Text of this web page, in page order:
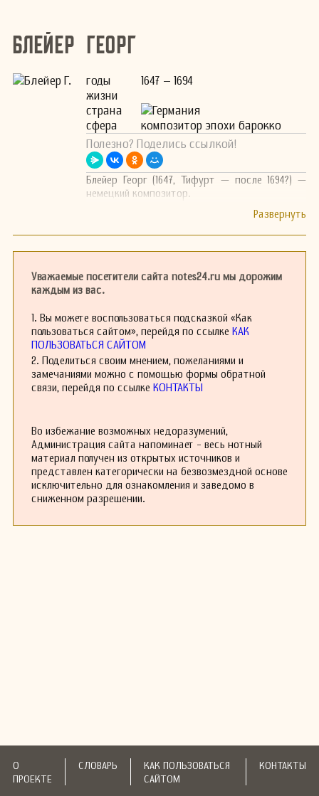
Блейер Георг
годы
жизни
1647 – 1694
страна
Германия
сфера
композитор эпохи барокко
Полезно? Поделись ссылкой!
Блейер Георг (1647, Тифурт — после 1694?) —
немецкий композитор.
Уважаемые посетители сайта notes24.ru мы дорожим
каждым из вас.
1. Вы можете воспользоваться подсказкой «Как
пользоваться сайтом», перейдя по ссылке КАК
ПОЛЬЗОВАТЬСЯ САЙТОМ
2. Поделиться своим мнением, пожеланиями и
замечаниями можно с помощью формы обратной
связи, перейдя по ссылке КОНТАКТЫ
Во избежание возможных недоразумений,
Администрация сайта напоминает - весь нотный
материал получен из открытых источников и
представлен категорически на безвозмездной основе
исключительно для ознакомления и заведомо в
сниженном разрешении.
О
ПРОЕКТЕ
СЛОВАРЬ
КАК ПОЛЬЗОВАТЬСЯ
САЙТОМ
КОНТАКТЫ